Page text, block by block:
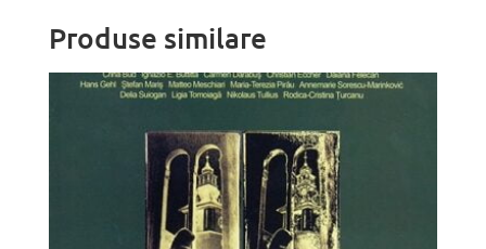
Produse similare